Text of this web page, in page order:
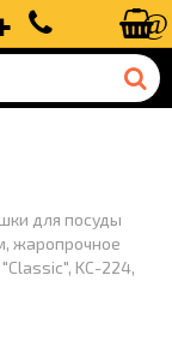
Регистрация+7 (499) 110-
для посуды
жаропрочное
KC-224,